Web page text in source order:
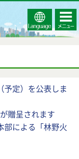
Select
Language
コンテ
ンツメ
ニュー
予定）を公表しま
贈呈されます
による「林野火